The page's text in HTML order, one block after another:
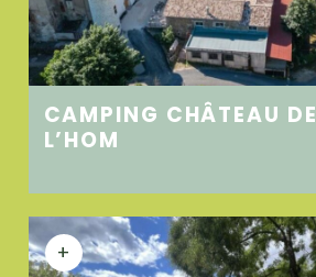
CAMPING CHÂTEAU DE
L’HOM
+